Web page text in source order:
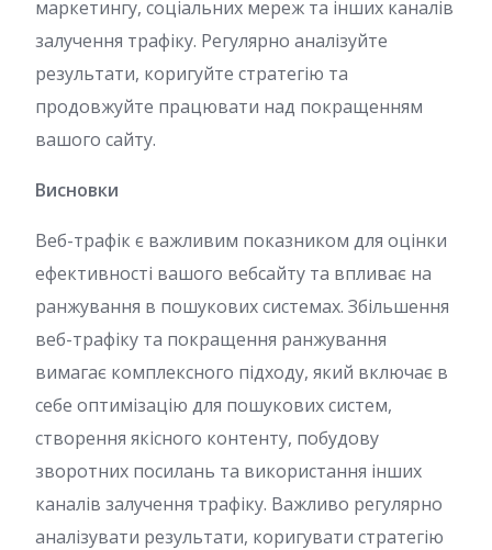
маркетингу, соціальних мереж та інших каналів
залучення трафіку. Регулярно аналізуйте
результати, коригуйте стратегію та
продовжуйте працювати над покращенням
вашого сайту.
Висновки
Веб-трафік є важливим показником для оцінки
ефективності вашого вебсайту та впливає на
ранжування в пошукових системах. Збільшення
веб-трафіку та покращення ранжування
вимагає комплексного підходу, який включає в
себе оптимізацію для пошукових систем,
створення якісного контенту, побудову
зворотних посилань та використання інших
каналів залучення трафіку. Важливо регулярно
аналізувати результати, коригувати стратегію